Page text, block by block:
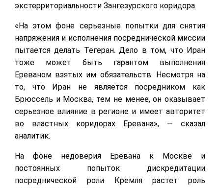
экстерриториальности Зангезурского коридора.
«На этом фоне серьезные попытки для снятия
напряжения и исполнения посреднической миссии
пытается делать Тегеран. Дело в том, что Иран
тоже может быть гарантом выполнения
Ереваном взятых им обязательств. Несмотря на
то, что Иран не является посредником как
Брюссель и Москва, тем не менее, он оказывает
серьезное влияние в регионе и имеет авторитет
во властных коридорах Еревана», — сказал
аналитик.
На фоне недоверия Еревана к Москве и
постоянных попыток дискредитации
посреднической роли Кремля растет роль